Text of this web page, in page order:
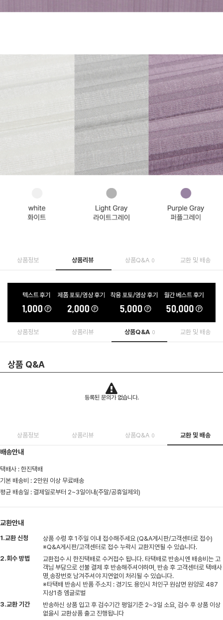
상품정보 상품리뷰 상품Q&A 0 교환 및 배송
상품정보 상품리뷰 상품Q&A 0 교환 및 배송
상품 Q&A
등록된 문의가 없습니다.
상품정보 상품리뷰 상품Q&A 0 교환 및 배송
배송안내
택배사 : 한진택배
기본 배송비 : 2만원 이상 무료배송
평균 배송일 : 결제일로부터 2~3일이내(주말/공휴일제외)
교환안내
1.교환 신청
상품 수령 후 1주일 이내 접수해주세요 (Q&A게시판/고객센터로 접수)
※Q&A게시판/고객센터로 접수 누락시 교환지연될 수 있습니다.
2.회수 방법
교환접수 시 한진택배로 수거접수 됩니다. 타택배로 반송시엔 배송비는 고
객님 부담으로 선불 결제 후 반송해주셔야하며, 반송 후 고객센터로 택배사
명,송장번호 남겨주셔야 지연없이 처리될 수 있습니다.
※타택배 반송시 반품 주소지 : 경기도 용인시 처인구 원삼면 원양로 487
지상1층 엠글로벌
3.교환 기간
반송하신 상품 입고 후 검수기간 평일기준 2~3일 소요, 검수 후 상품 이상
없을시 교환상품 출고 진행됩니다